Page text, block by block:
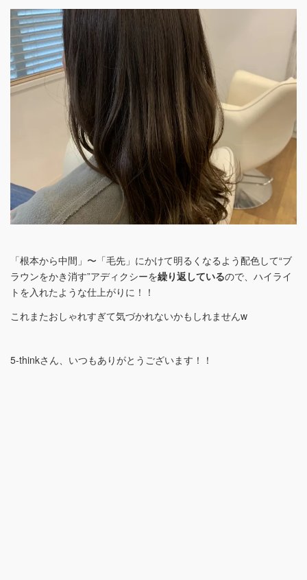
「根本から中間」〜「毛先」にかけて明るくなるよう配色して“ブ
ラウンをかき消す”アディクシーを繰り返しているので、ハイライ
トを入れたような仕上がりに！！
これまたおしゃれすぎて気づかれないかもしれませんw
5-thinkさん、いつもありがとうございます！！